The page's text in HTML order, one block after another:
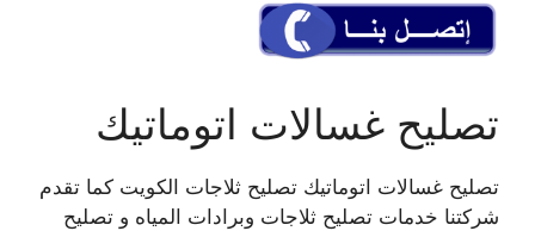
تصليح غسالات اتوماتيك
تصليح غسالات اتوماتيك تصليح ثلاجات الكويت كما تقدم
شركتنا خدمات تصليح ثلاجات وبرادات المياه و تصليح